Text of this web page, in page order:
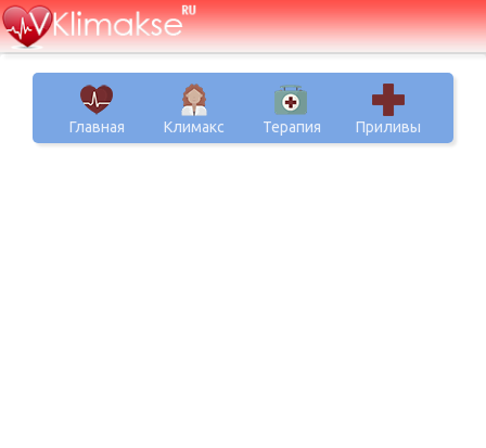
Главная Климакс Терапия Приливы